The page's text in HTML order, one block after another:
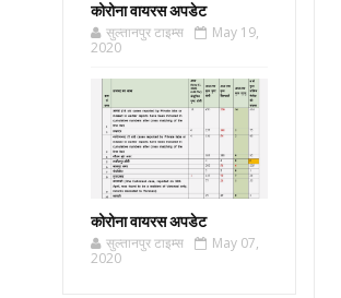
कोरोना वायरस अपडेट
सुल्तानपुर टाइम्स
May 19,
2020
कोरोना वायरस अपडेट
सुल्तानपुर टाइम्स
May 07,
2020